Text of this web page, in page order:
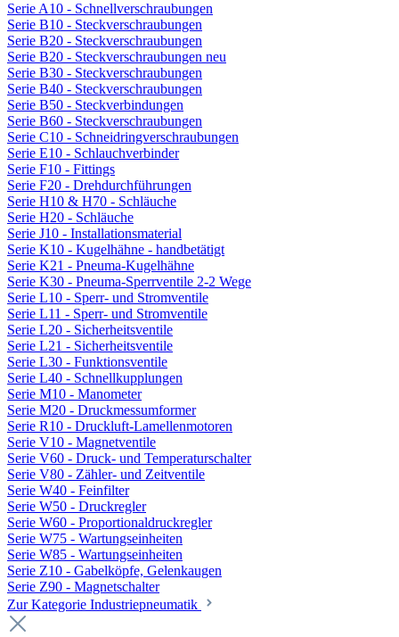
Serie A10 - Schnellverschraubungen
Serie B10 - Steckverschraubungen
Serie B20 - Steckverschraubungen
Serie B20 - Steckverschraubungen neu
Serie B30 - Steckverschraubungen
Serie B40 - Steckverschraubungen
Serie B50 - Steckverbindungen
Serie B60 - Steckverschraubungen
Serie C10 - Schneidringverschraubungen
Serie E10 - Schlauchverbinder
Serie F10 - Fittings
Serie F20 - Drehdurchführungen
Serie H10 & H70 - Schläuche
Serie H20 - Schläuche
Serie J10 - Installationsmaterial
Serie K10 - Kugelhähne - handbetätigt
Serie K21 - Pneuma-Kugelhähne
Serie K30 - Pneuma-Sperrventile 2-2 Wege
Serie L10 - Sperr- und Stromventile
Serie L11 - Sperr- und Stromventile
Serie L20 - Sicherheitsventile
Serie L21 - Sicherheitsventile
Serie L30 - Funktionsventile
Serie L40 - Schnellkupplungen
Serie M10 - Manometer
Serie M20 - Druckmessumformer
Serie R10 - Druckluft-Lamellenmotoren
Serie V10 - Magnetventile
Serie V60 - Druck- und Temperaturschalter
Serie V80 - Zähler- und Zeitventile
Serie W40 - Feinfilter
Serie W50 - Druckregler
Serie W60 - Proportionaldruckregler
Serie W75 - Wartungseinheiten
Serie W85 - Wartungseinheiten
Serie Z10 - Gabelköpfe, Gelenkaugen
Serie Z90 - Magnetschalter
Zur Kategorie Industriepneumatik